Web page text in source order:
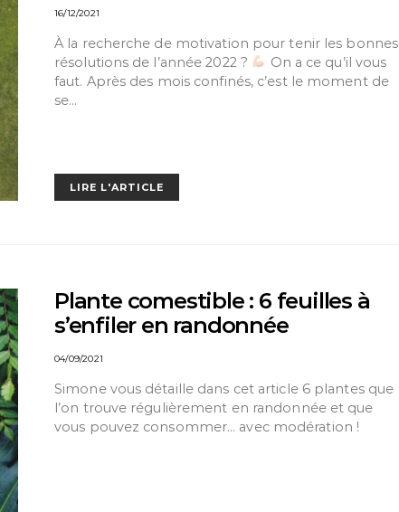
16/12/2021
À la recherche de motivation pour tenir les bonnes
résolutions de l’année 2022 ?
On a ce qu’il vous
faut. Après des mois confinés, c’est le moment de
se…
LIRE L'ARTICLE
Plante comestible : 6 feuilles à
s’enfiler en randonnée
04/09/2021
Simone vous détaille dans cet article 6 plantes que
l’on trouve régulièrement en randonnée et que
vous pouvez consommer… avec modération !